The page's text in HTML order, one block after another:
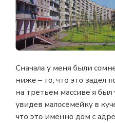
Сначала у меня были
ниже – то, что это задел
на третьем массиве я
увидев малосемейку в
что это именно дом с